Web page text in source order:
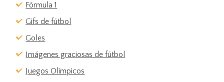
Fórmula 1
Gifs de fútbol
Goles
Imágenes graciosas de fútbol
Juegos Olímpicos